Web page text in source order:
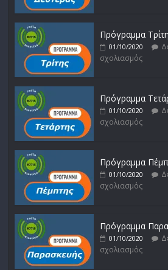
Πρόγραμμα
01/10/2020
σχολιασμός
Πρόγραμμα
01/10/2020
σχολιασμός
Πρόγραμμα
01/10/2020
σχολιασμός
Πρόγραμμα
01/10/2020
σχολιασμός